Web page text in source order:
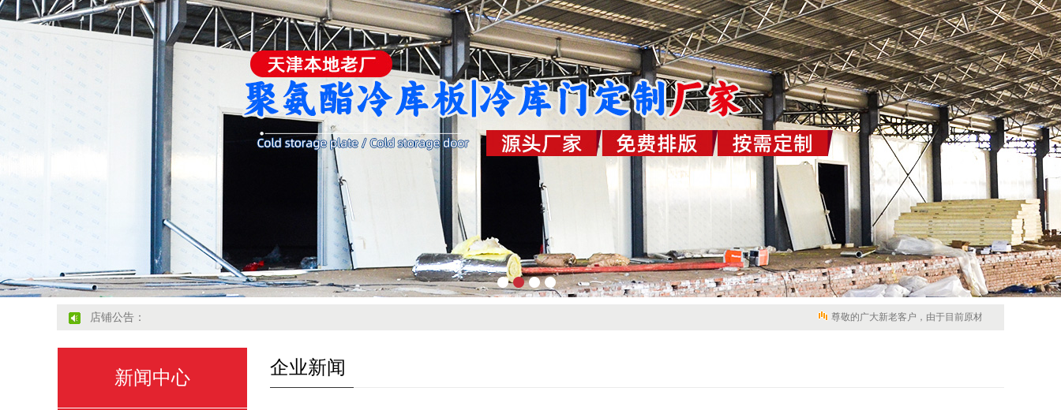
店铺公告： 尊敬的广大新老客户，由于目前原材料市场价格不稳定，
新闻中心 企业新闻